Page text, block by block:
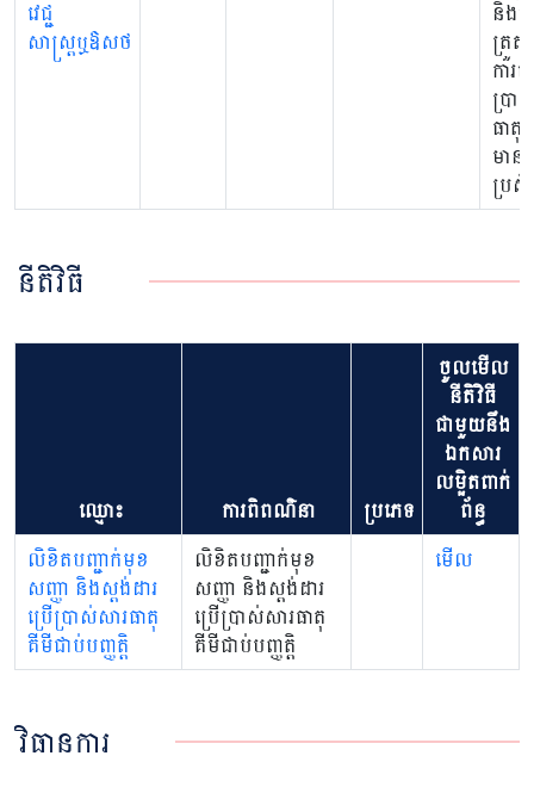
វេជ្ជ
សាស្រ្តឬឱសថ
និងដ
ត្រួត
ការប្
ប្រា
ធាតុ
មាន
ប្រសិ
នីតិវិធី
ឈ្មោះ ការពិពណ៌នា ប្រភេទ
ចូលមើល
នីតិវិធី
ជាមួយនឹង
ឯកសារ
លម្អិតពាក់
ព័ន្ធ
លិខិតបញ្ជាក់មុខ
សញ្ញា និងស្តង់ដារ
ប្រើប្រាស់សារធាតុ
គីមីជាប់បញ្ញត្តិ
លិខិតបញ្ជាក់មុខ
សញ្ញា និងស្តង់ដារ
ប្រើប្រាស់សារធាតុ
គីមីជាប់បញ្ញត្តិ
មើល
វិធានការ